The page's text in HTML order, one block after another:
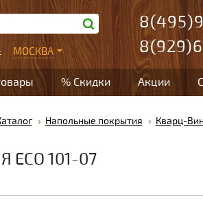
МОСКВА
% Скидки Акции
Напольные покрытия Кварц-
ECO 101-07